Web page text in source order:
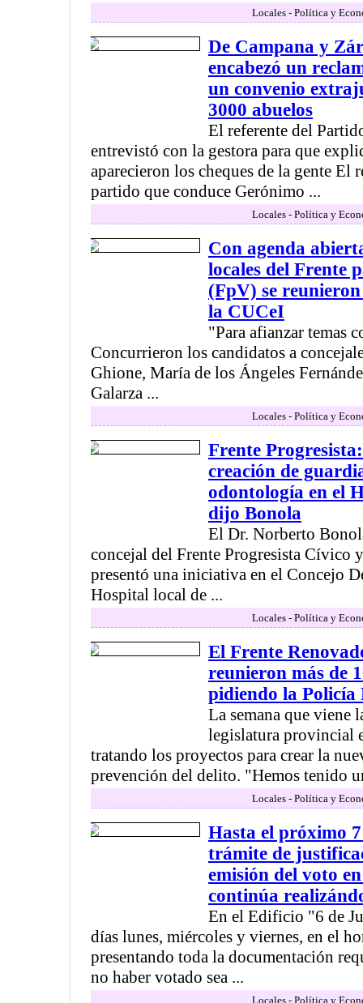
Locales - Política y
De Campana y
encabezó un
un convenio
3000 abuelos
El referente del
entrevistó con la gestora para que
aparecieron los cheques de la gente El
partido que conduce Gerónimo ...
Locales - Política y
Con agenda
locales del Frente
(FpV) se
la CUCeI
"Para afianzar temas
Concurrieron los candidatos a
Ghione, María de los Ángeles
Galarza ...
Locales - Política y
Frente
creación de
odontología en el
dijo Bonola
El Dr. Norberto
concejal del Frente Progresista Cívico
presentó una iniciativa en el Concejo
Hospital local de ...
Locales - Política y
El Frente
reunieron más de
pidiendo la
La semana que viene
legislatura provincial
tratando los proyectos para crear la
prevención del delito. "Hemos tenido
Locales - Política y
Hasta el próximo
trámite de
emisión del voto
continúa
En el Edificio "6 de
días lunes, miércoles y viernes, en el
presentando toda la documentación
no haber votado sea ...
Locales - Política y